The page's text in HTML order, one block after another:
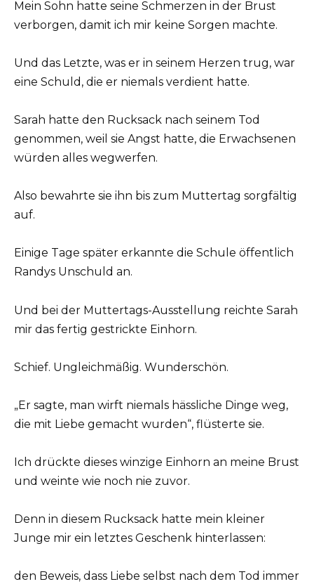
Mein Sohn hatte seine Schmerzen in der Brust
verborgen, damit ich mir keine Sorgen machte.
Und das Letzte, was er in seinem Herzen trug, war
eine Schuld, die er niemals verdient hatte.
Sarah hatte den Rucksack nach seinem Tod
genommen, weil sie Angst hatte, die Erwachsenen
würden alles wegwerfen.
Also bewahrte sie ihn bis zum Muttertag sorgfältig
auf.
Einige Tage später erkannte die Schule öffentlich
Randys Unschuld an.
Und bei der Muttertags-Ausstellung reichte Sarah
mir das fertig gestrickte Einhorn.
Schief. Ungleichmäßig. Wunderschön.
„Er sagte, man wirft niemals hässliche Dinge weg,
die mit Liebe gemacht wurden“, flüsterte sie.
Ich drückte dieses winzige Einhorn an meine Brust
und weinte wie noch nie zuvor.
Denn in diesem Rucksack hatte mein kleiner
Junge mir ein letztes Geschenk hinterlassen:
den Beweis, dass Liebe selbst nach dem Tod immer